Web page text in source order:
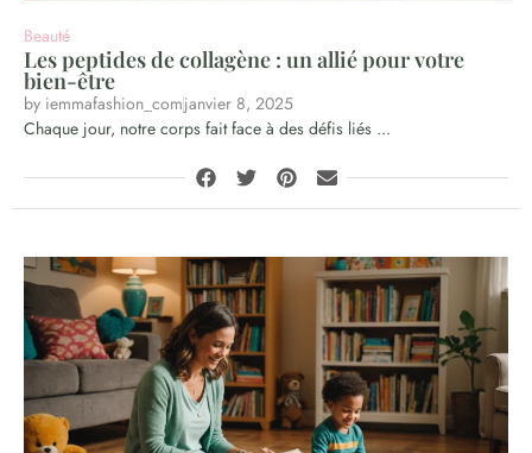
Beauté
Les peptides de collagène : un allié pour votre
bien-être
by iemmafashion_comjanvier 8, 2025
Chaque jour, notre corps fait face à des défis liés ...